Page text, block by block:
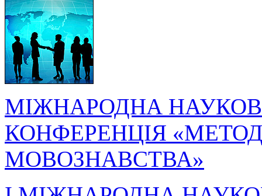
МІЖНАРОДНА
КОНФЕРЕНЦІЯ
МОВОЗНАВСТВА»